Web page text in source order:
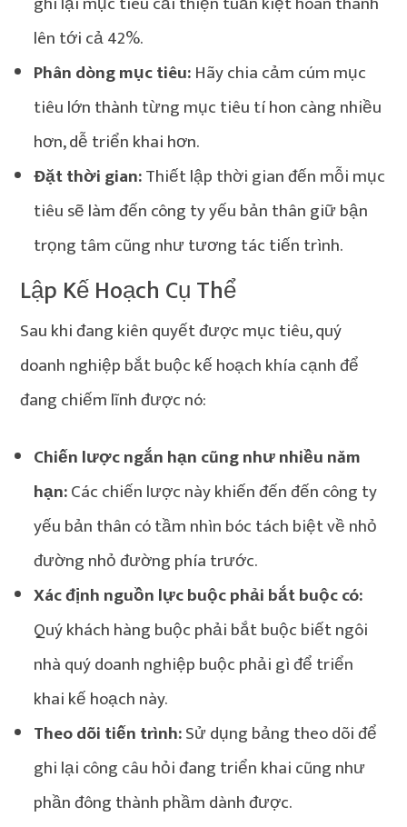
lên tới cả 42%.
Phân dòng mục tiêu:Hãy chia cảm cúm mục
tiêu lớn thành từng mục tiêu tí hon càng nhiều
hơn, dễ triển khai hơn.
Đặt thời gian:Thiết lập thời gian đến mỗi mục
tiêu sẽ làm đến công ty yếu bản thân giữ bận
trọng tâm cũng như tương tác tiến trình.
Lập Kế Hoạch Cụ Thể
Sau khi đang kiên quyết được mục tiêu, quý
doanh nghiệp bắt buộc kế hoạch khía cạnh để
đang chiếm lĩnh được nó:
Chiến lược ngắn hạn cũng như nhiều năm
hạn:Các chiến lược này khiến đến đến công ty
yếu bản thân có tầm nhìn bóc tách biệt về nhỏ
đường nhỏ đường phía trước.
Xác định nguồn lực buộc phải bắt buộc có:
Quý khách hàng buộc phải bắt buộc biết ngôi
nhà quý doanh nghiệp buộc phải gì để triển
khai kế hoạch này.
Theo dõi tiến trình:Sử dụng bảng theo dõi để
ghi lại công câu hỏi đang triển khai cũng như
phần đông thành phầm dành được.